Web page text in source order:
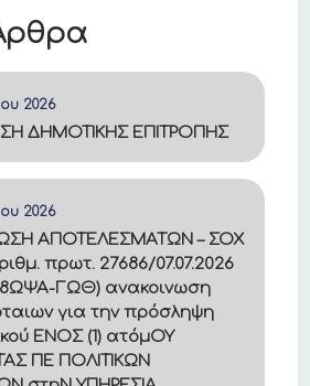
2026
ΔΗΜΟΤΙΚΗΣ ΕΠΙΤΡΟΠΗΣ
2026
ΑΠΟΤΕΛΕΣΜΑΤΩΝ – ΣΟΧ
πρωτ. 27686/07.07.2026
ΓΩΘ) ανακοινωση
για την πρόσληψη
ΕΝΟΣ (1) ατόμΟΥ
ΠΕ ΠΟΛΙΤΙΚΩΝ